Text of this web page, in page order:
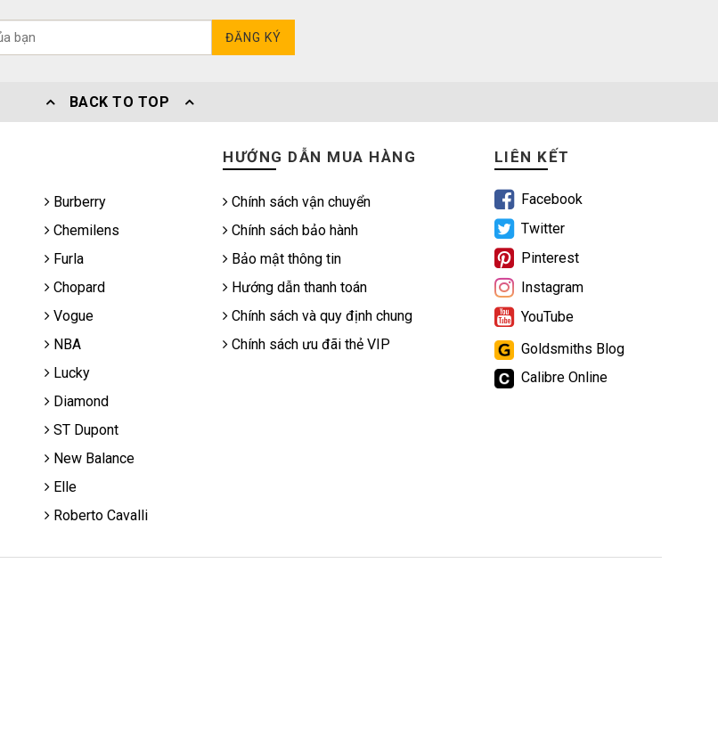
ĐĂNG KÝ
BACK TO TOP
Burberry
Chemilens
Furla
Chopard
Vogue
NBA
Lucky
Diamond
ST Dupont
New Balance
Elle
Roberto Cavalli
HƯỚNG DẪN MUA HÀNG
Chính sách vận chuyển
Chính sách bảo hành
Bảo mật thông tin
Hướng dẫn thanh toán
Chính sách và quy định chung
Chính sách ưu đãi thẻ VIP
LIÊN KẾT
Facebook
Twitter
Pinterest
Instagram
YouTube
Goldsmiths Blog
Calibre Online